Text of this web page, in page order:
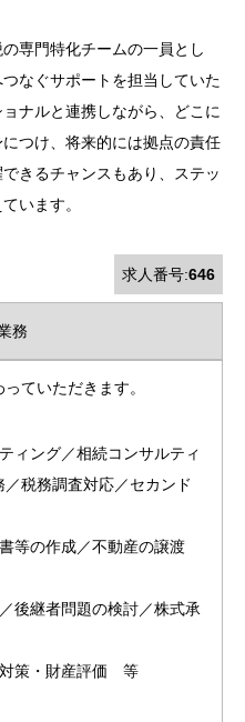
専門特化チームの一員とし
なぐサポートを担当していた
ナルと連携しながら、どこに
つけ、将来的には拠点の責任
きるチャンスもあり、ステッ
います。
求人番号:646
務
ていただきます。
ィング／相続コンサルティ
税務調査対応／セカンド
等の作成／不動産の譲渡
後継者問題の検討／株式承
対策・財産評価 等